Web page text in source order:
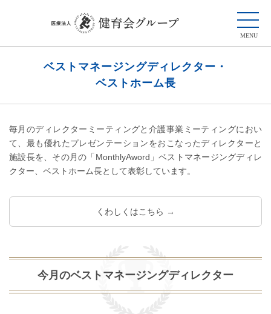
ベストマネージングディレクター・
ベストホーム長
毎月のディレクターミーティングと介護事業ミーティングにおい
て、最も優れたプレゼンテーションをおこなったディレクターと
施設長を、その月の「MonthlyAword」ベストマネージングディレ
クター、ベストホーム長として表彰しています。
くわしくはこちら →
今月のベストマネージングディレクター